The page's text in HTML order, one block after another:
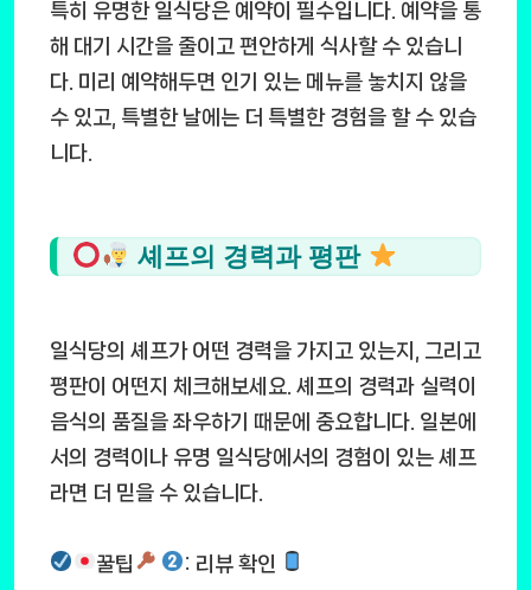
특히 유명한 일식당은 예약이 필수입니다. 예약을 통
해 대기 시간을 줄이고 편안하게 식사할 수 있습니
다. 미리 예약해두면 인기 있는 메뉴를 놓치지 않을
수 있고, 특별한 날에는 더 특별한 경험을 할 수 있습
니다.
셰프의 경력과 평판
일식당의 셰프가 어떤 경력을 가지고 있는지, 그리고
평판이 어떤지 체크해보세요. 셰프의 경력과 실력이
음식의 품질을 좌우하기 때문에 중요합니다. 일본에
서의 경력이나 유명 일식당에서의 경험이 있는 셰프
라면 더 믿을 수 있습니다.
꿀팁 : 리뷰 확인